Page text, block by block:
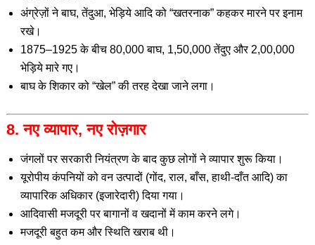
अंग्रेज़ों ने बाघ, तेंदुआ, भेड़िये आदि को “खतरनाक” कहकर मारने पर इनाम
रखे।
1875–1925 के बीच 80,000 बाघ, 1,50,000 तेंदुए और 2,00,000
भेड़िये मारे गए।
बाघ के शिकार को “खेल” की तरह देखा जाने लगा।
8. नए व्यापार, नए रोज़गार
जंगलों पर सरकारी नियंत्रण के बाद कुछ लोगों ने व्यापार शुरू किया।
यूरोपीय कंपनियों को वन उत्पादों (गोंद, राल, बाँस, हाथी-दाँत आदि) का
व्यापारिक अधिकार (इजारेदारी) दिया गया।
आदिवासी मजदूरी पर बागानों व खदानों में काम करने लगे।
मजदूरी बहुत कम और स्थिति खराब थी।